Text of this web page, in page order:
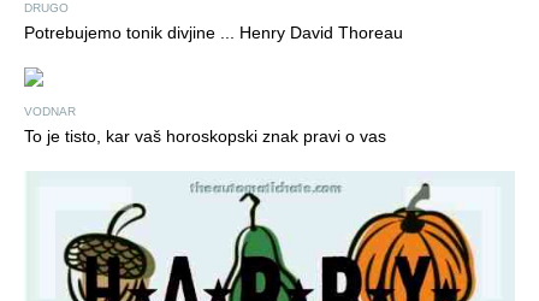
DRUGO
Potrebujemo tonik divjine ... Henry David Thoreau
VODNAR
To je tisto, kar vaš horoskopski znak pravi o vas